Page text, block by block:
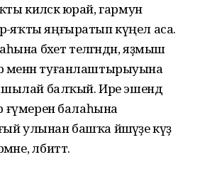
яҡты киләсәк юрай, гармун
яҡты яңғыратып күңел аса.
бәхет теләгәндән, яҙмыш
менән туғанлаштырыуына
балҡый. Ире эшендә
ғүмерен балаһына
улынан башҡа йәшәүҙе күҙ
әлбиттә.